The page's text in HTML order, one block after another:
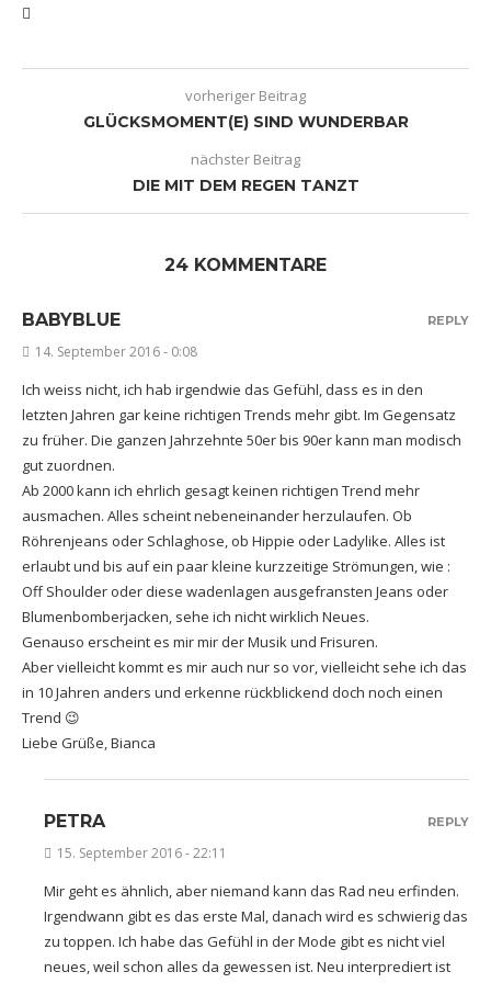
vorheriger Beitrag
GLÜCKSMOMENT(E) SIND WUNDERBAR
nächster Beitrag
DIE MIT DEM REGEN TANZT
24 KOMMENTARE
BABYBLUE
14. September 2016 - 0:08
Ich weiss nicht, ich hab irgendwie das Gefühl, dass es in den
letzten Jahren gar keine richtigen Trends mehr gibt. Im Gegensatz
zu früher. Die ganzen Jahrzehnte 50er bis 90er kann man modisch
gut zuordnen.
Ab 2000 kann ich ehrlich gesagt keinen richtigen Trend mehr
ausmachen. Alles scheint nebeneinander herzulaufen. Ob
Röhrenjeans oder Schlaghose, ob Hippie oder Ladylike. Alles ist
erlaubt und bis auf ein paar kleine kurzzeitige Strömungen, wie :
Off Shoulder oder diese wadenlagen ausgefransten Jeans oder
Blumenbomberjacken, sehe ich nicht wirklich Neues.
Genauso erscheint es mir mir der Musik und Frisuren.
Aber vielleicht kommt es mir auch nur so vor, vielleicht sehe ich das
in 10 Jahren anders und erkenne rückblickend doch noch einen
Trend 😉
Liebe Grüße, Bianca
REPLY
PETRA
15. September 2016 - 22:11
Mir geht es ähnlich, aber niemand kann das Rad neu erfinden.
Irgendwann gibt es das erste Mal, danach wird es schwierig das
zu toppen. Ich habe das Gefühl in der Mode gibt es nicht viel
neues, weil schon alles da gewessen ist. Neu interprediert ist
REPLY